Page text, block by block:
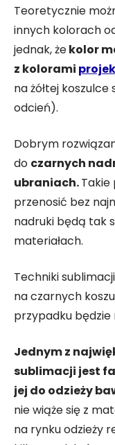
Teoretycznie
innych kolorach
jednak, żekolor
z kolorami
na żółtej
odcień).
Dobrym
do czarnych
ubraniach.
przenosić bez
nadruki będą tak
materiałach.
Techniki
na czarnych
przypadku będzie
Jednym z
sublimacji jest
jej do odzieży
nie wiąże się z
na rynku odzieży